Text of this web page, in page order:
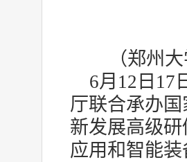
（郑州
6月 12 日 17
厅联合承办
新发展高级
应用和智能